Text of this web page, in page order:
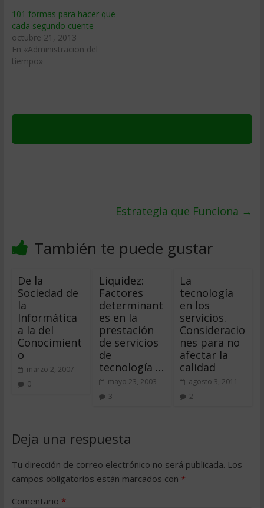
101 formas para hacer que
cada segundo cuente
octubre 21, 2013
En «Administracion del
tiempo»
Estrategia que Funciona →
También te puede gustar
De la
Sociedad de
la
Informática
a la del
Conocimient
o
marzo 2, 2007
0
Liquidez:
Factores
determinant
es en la
prestación
de servicios
de
tecnología …
mayo 23, 2003
3
La
tecnología
en los
servicios.
Consideracio
nes para no
afectar la
calidad
agosto 3, 2011
2
Deja una respuesta
Tu dirección de correo electrónico no será publicada. Los
campos obligatorios están marcados con *
Comentario *